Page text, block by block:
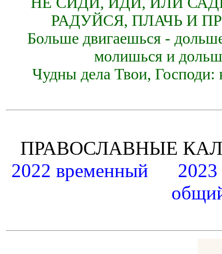
РАДУЙСЯ, ПЛАЧЬ И
Больше двигаешься -
молишься и
Чудны дела Твои, Господи:
ПРАВОСЛАВНЫЕ
2022 временный